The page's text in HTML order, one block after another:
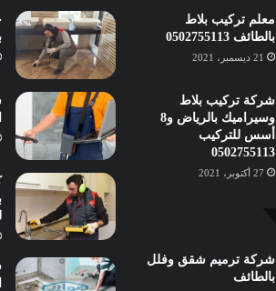
معلم تركيب بلاط
بالطائف 0502755113
21 ديسمبر، 2021
شركة تركيب بلاط
وسيراميك بالرياض و8
أسس للتركيب
0502755113
27 أكتوبر، 2021
شركة ترميم شقق وفلل
بالطائف